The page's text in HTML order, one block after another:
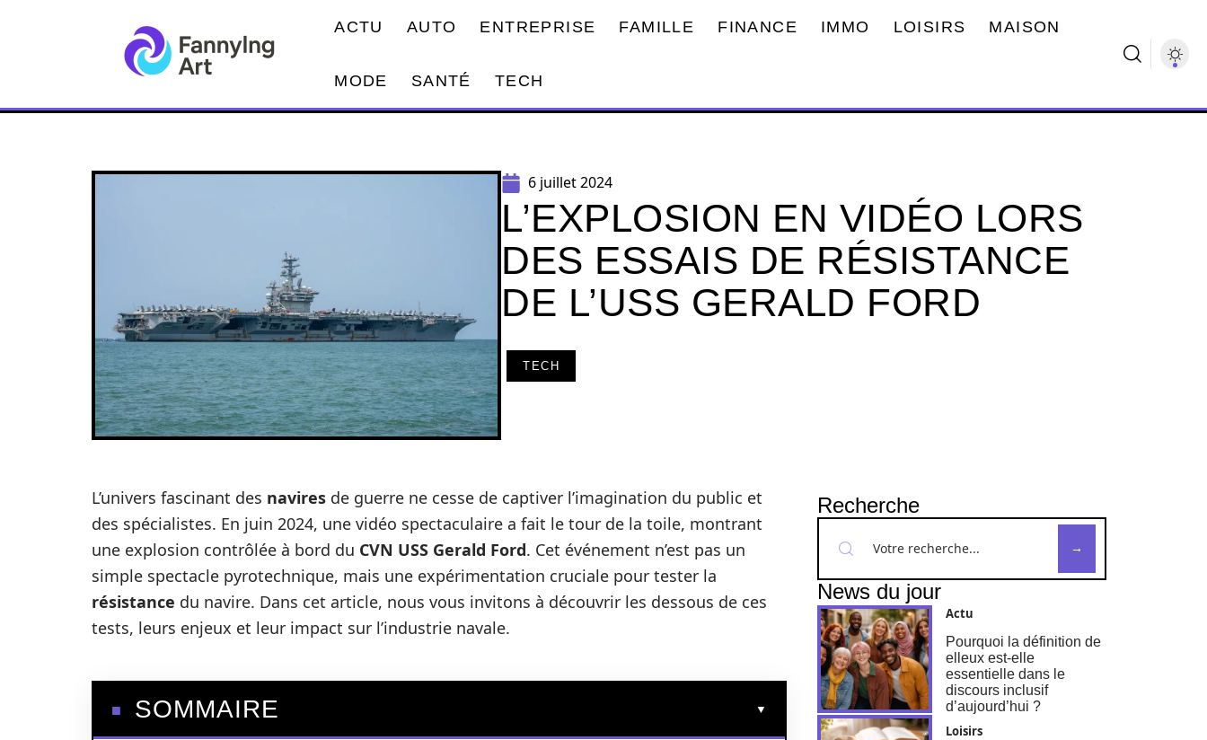
ACTU AUTO ENTREPRISE FAMILLE FINANCE IMMO LOISIRS MAISON
MODE SANTÉ TECH
6 juillet 2024
L’EXPLOSION EN VIDÉO LORS
DES ESSAIS DE RÉSISTANCE
DE L’USS GERALD FORD
TECH
L’univers fascinant des navires de guerre ne cesse de captiver l’imagination du public et
des spécialistes. En juin 2024, une vidéo spectaculaire a fait le tour de la toile, montrant
une explosion contrôlée à bord du CVN USS Gerald Ford. Cet événement n’est pas un
simple spectacle pyrotechnique, mais une expérimentation cruciale pour tester la
résistance du navire. Dans cet article, nous vous invitons à découvrir les dessous de ces
tests, leurs enjeux et leur impact sur l’industrie navale.
SOMMAIRE
Recherche
News du jour
Actu
Pourquoi la définition de
elleux est-elle
essentielle dans le
discours inclusif
d’aujourd’hui ?
Loisirs